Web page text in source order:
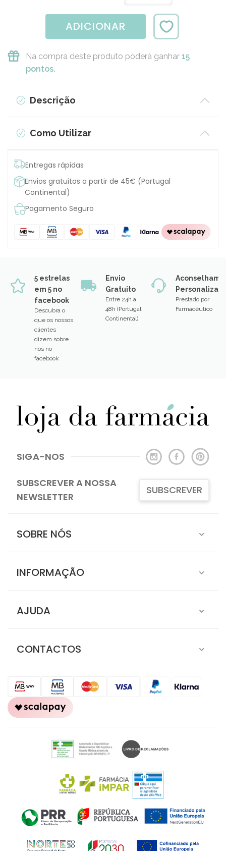
ADICIONAR
Na compra deste produto poderá ganhar 15
pontos.
Descrição
Como Utilizar
Entregas rápidas
Envios gratuitos a partir de 45€ (Portugal
Continental)
Pagamento Seguro
5 estrelas
em 5 no
facebook
Descubra o
que os nossos
clientes
dizem sobre
nós no
facebook
Envio
Gratuito
Entre 24h a
48h (Portugal
Continental)
Prestado por
Farmacêutico
SIGA-NOS
SUBSCREVER A NOSSA
NEWSLETTER
SUBSCREVER
SOBRE NÓS
INFORMAÇÃO
AJUDA
CONTACTOS